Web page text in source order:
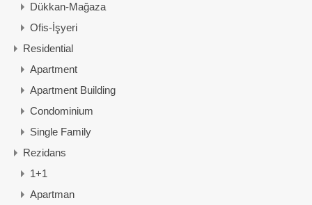
Dükkan-Mağaza
Ofis-İşyeri
Residential
Apartment
Apartment Building
Condominium
Single Family
Rezidans
1+1
Apartman